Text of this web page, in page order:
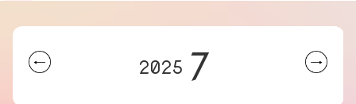
2025 7